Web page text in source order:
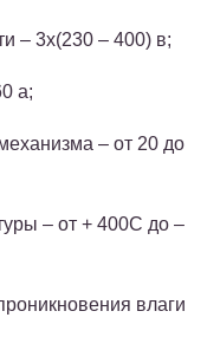
– 3х(230 – 400) в;
а;
– от 20 до
– от + 400С до –
влаги